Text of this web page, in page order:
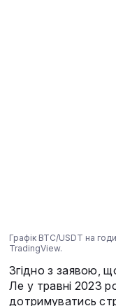
Графік BTC/USDT на
TradingView.
Згідно з заявою,
Ле у травні 2023
дотримуватись